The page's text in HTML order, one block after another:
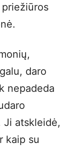
daro
nepadeda
Ji atskleidė,
kaip su